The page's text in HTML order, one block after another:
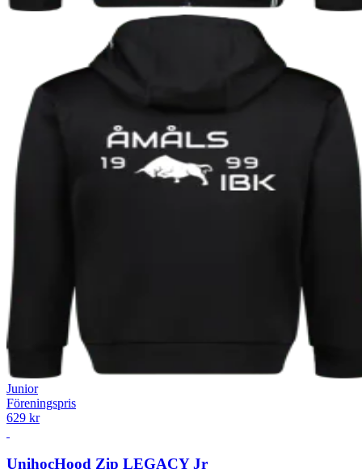
Junior
Föreningspris
629 kr
UnihocHood Zip LEGACY Jr